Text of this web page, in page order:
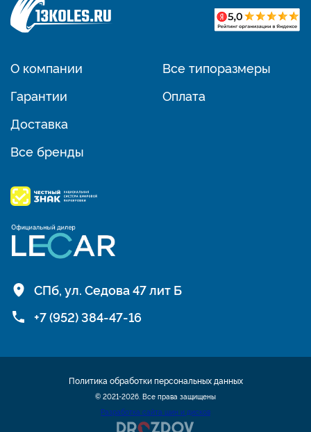
О компании
Гарантии
Доставка
Все бренды
Все типоразмеры
Оплата
СПб, ул. Седова 47 лит Б
+7 (952) 384-47-16
© 2021-2026. Все права защищены
Разработка сайта шин и дисков
Политика обработки персональных данных